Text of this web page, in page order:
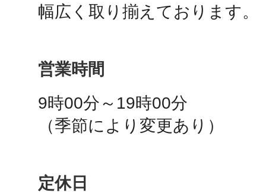
幅広く取り揃えております。
営業時間
9時00分～19時00分
（季節により変更あり）
定休日
池袋